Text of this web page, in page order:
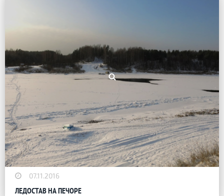
07.11.2016
ЛЕДОСТАВ НА ПЕЧОРЕ